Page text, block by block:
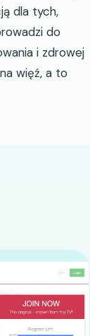
dla tych,
do
i zdrowej
więź, a to